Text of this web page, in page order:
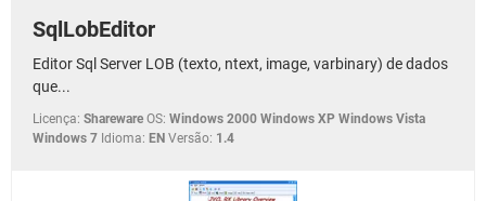
SqlLobEditor
Editor Sql Server LOB (texto, ntext, image, varbinary) de dados
que...
Licença: Shareware OS: Windows 2000 Windows XP Windows Vista
Windows 7 Idioma: EN Versão: 1.4